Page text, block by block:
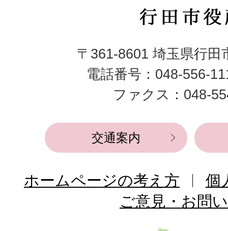
行
市
役
所
〒361-8601 埼玉県行田
電話番号：048-556-
ファクス：048-
交通案内
ホームページの考え方
個
ご意見・お問